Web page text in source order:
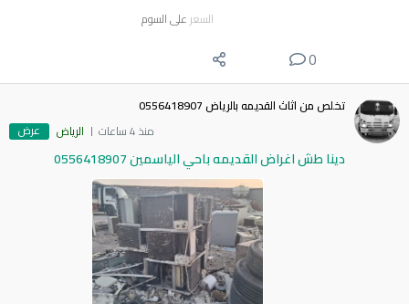
السعر على السوم
0
تخلص من اثاث القديمه بالرياض 0556418907
منذ 4 ساعات
الرياض عرض
دينا طش اغراض القديمه باحي الياسمين 0556418907